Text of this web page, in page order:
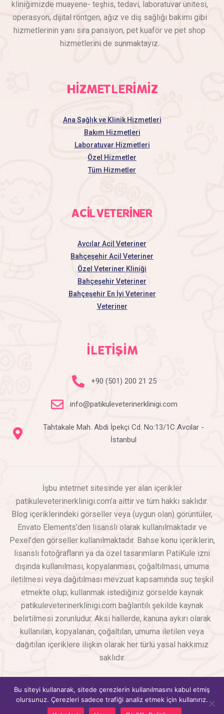
kliniğimizde muayene- teşhis, tedavi, laboratuvar ünitesi,
operasyon, dijital röntgen, ağız ve diş sağlığı bakımı gibi
hizmetlerinin yanı sıra pansiyon, pet kuaför ve pet shop
hizmetlerini de sunmaktayız.
HİZMETLERİMİZ
Ana Sağlık ve Klinik Hizmetleri
Bakım Hizmetleri
Laboratuvar Hizmetleri
Özel Hizmetler
Tüm Hizmetler
ACİL VETERİNER
Avcılar Acil Veteriner
Bahçeşehir Acil Veteriner
Özel Veteriner Kliniği
Bahçeşehir Veteriner
Bahçeşehir En İyi Veteriner
Veteriner
İLETİŞİM
+90 (501) 200 21 25
info@patikuleveterinerklinigi.com
Tahtakale Mah. Abdi İpekçi Cd. No:13/1C Avcılar -
İstanbul
İşbu intetrnet sitesinde yer alan içerikler
patikuleveterinerklinigi.com’a aittir ve tüm hakkı saklıdır.
Blog içeriklerindeki görseller veya (uygun olan) görüntüler,
Envato Elements’den lisanslı olarak kullanılmaktadır ve
Pexel’den görseller kullanılmaktadır. Bahse konu içeriklerin,
lisanslı fotoğrafların ya da özel tasarımların PatiKule izni
dışında kullanılması, kopyalanması, çoğaltılması, umuma
iletilmesi veya dağıtılması mevzuat kapsamında suç teşkil
etmekte olup; kullanmak istediğiniz görselde kaynak
patikuleveterinerklinigi.com bağlantılı şekilde kaynak
belirtilmesi zorunludur. Aksi hallerde, kanuna aykırı olarak
kullanılan, kopyalanan, çoğaltılan, umuma iletilen veya
dağıtılan içeriklere ilişkin olarak her türlü yasal hakkımız
saklıdır.
Saklıdır
SEO & Web Tasarım – WebAdHere
Bu siteyi kullanarak, sitede çerezlerin kullanılmasını kabul etmiş
olursunuz. Çerezleri sadece trafiği analiz etmek için kullanırız.
Hızlı İletişim